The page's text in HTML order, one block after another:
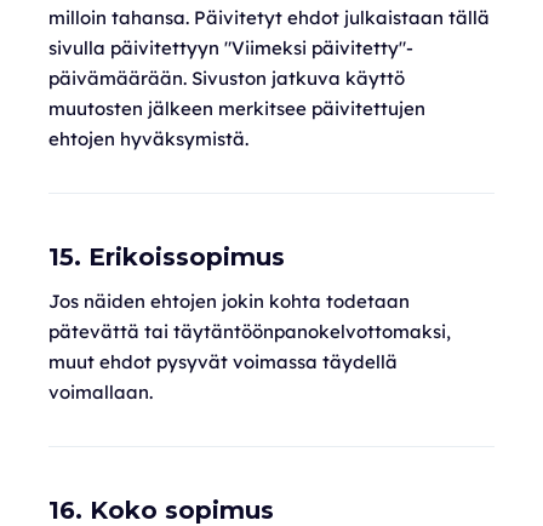
milloin tahansa. Päivitetyt ehdot julkaistaan tällä
sivulla päivitettyyn "Viimeksi päivitetty"-
päivämäärään. Sivuston jatkuva käyttö
muutosten jälkeen merkitsee päivitettujen
ehtojen hyväksymistä.
15. Erikoissopimus
Jos näiden ehtojen jokin kohta todetaan
pätevättä tai täytäntöönpanokelvottomaksi,
muut ehdot pysyvät voimassa täydellä
voimallaan.
16. Koko sopimus